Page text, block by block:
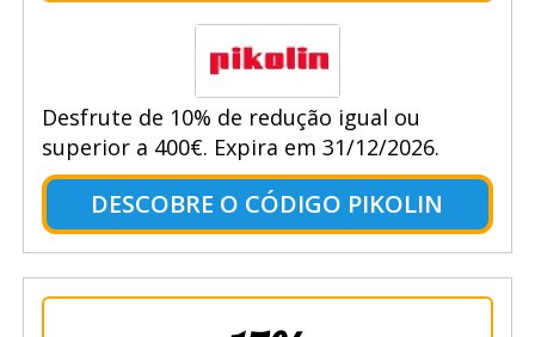
Desfrute de 10% de redução igual ou
superior a 400€. Expira em 31/12/2026.
DESCOBRE O CÓDIGO PIKOLIN